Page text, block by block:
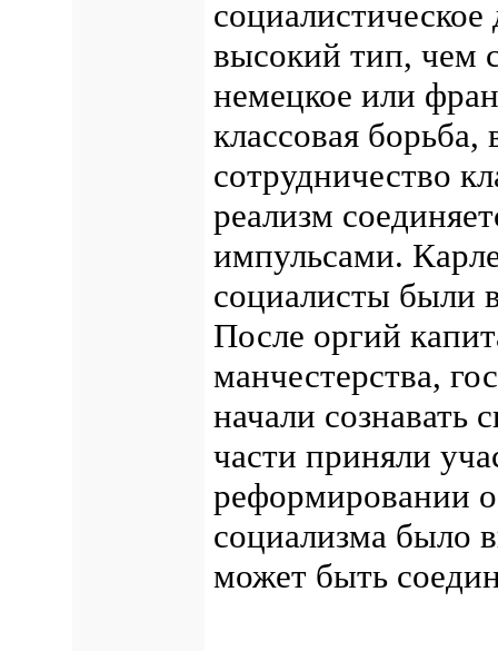
высокий тип, чем
немецкое или
классовая
сотрудничество
реализм
импульсами.
социалисты были
После оргий
манчестерства,
начали сознавать
части приняли
реформировании
социализма было
может быть